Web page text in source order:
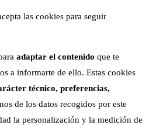
las cookies para seguir
adaptar el contenido que te
a informarte de ello. Estas cookies
técnico, preferencias,
de los datos recogidos por este
la personalización y la medición de